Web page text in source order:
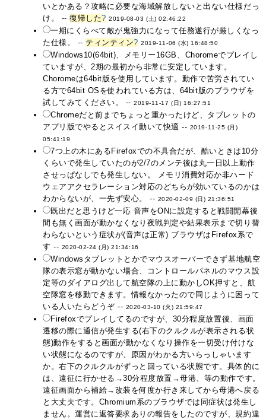
いとかある？攻略に必要な海域解放しないと出ない仕様だっ
け。 --復帰した? 2019-08-03 (土) 02:46:22
一期にくらべて敵が鬼強力になって任務遂行が厳しくなっ
た仕様。 -- ティンティン? 2019-11-06 (水) 16:48:50
Windows10(64bit)、メモリー16GB、Choromeでプレイし
ていますが、2期の最初から非常に安定しています。
Choromeは64bit版を使用しています。動作で苦労されてい
る方で64bit OSを使われている方は、64bit版のブラウザを
試してみてください。 --2019-11-17 (日) 16:27:51
Chromeだと前までちょっと重かったけど、タブレットの
アプリ版でやるとスイスイ動いて快適 -- 2019-11-25 (月)
05:41:19
7つ上の木にあるFirefoxでの不具合だが、酷いときは10分
くらいで発生していたのが2/7のメンテ後は丸一日以上動作
させっぱなしでも発生しない。 メモリ消費対応か非ハード
ウェアアクセラレーション対応のどちらが効いているのかは
わからないが、一先ず安心。 -- 2020-02-09 (日) 21:36:51
既出だと思うけど一応 音声をONに設定すると戦闘開幕後
間も無く画面が動かなくなり夜戦判定や結果表示まで切り替
わらないという症状が(音声は正常) ブラウザはFirefox系で
す -- 2020-02-24 (月) 21:34:16
Windowsタブレットとかでマウスオーバーできず基地航空
隊の表示窓が動かない場合、コントロールパネルのマウス設
定等のダイアログ出して航空隊の上に動かしOK押すと、航
空隊窓を移動できます。情報なかったので同じように困って
いる人いたらどうぞ -- 2020-03-10 (火) 21:59:47
Firefoxでプレイしてるのですが、30分程度放置後、画面
遷移の際に通信が発生する(右下のクルクルが表示される状
態)動作をすると画面が動かなくなり操作を一切受け付けな
い状態になるのですが、原因がわかる方いらっしゃいます
か。右下のクルクルがずっと回っている状態です。具体的に
は、遠征に行かせる→30分程度放置→母港、等の動作です。
遠征画面から補給→改装を何度か行き来してから母港へ戻る
と大丈夫です。Chromium系のブラウザでは同症状は発生し
ません。運営に返答要求ありの報告をしたのですが、規約違